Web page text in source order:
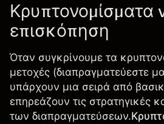
Κρυπτονομίσματα
επισκόπηση
Όταν συγκρίνουμε τα
μετοχές (διαπραγματεύεστε
υπάρχουν μια σειρά από
επηρεάζουν τις στρατηγικές
των διαπραγματεύσεων.